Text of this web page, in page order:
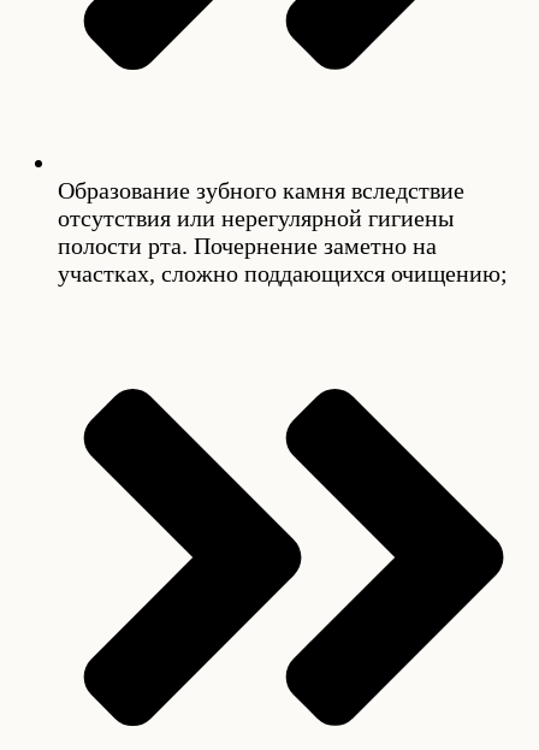
Образование зубного камня вследствие
отсутствия или нерегулярной гигиены
полости рта. Почернение заметно на
участках, сложно поддающихся очищению;